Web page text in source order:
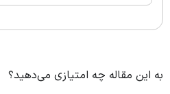
به این مقاله چه امتیازی می‌دهید؟